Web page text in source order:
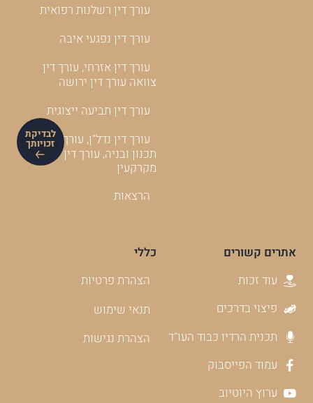
לבדיקת
זכויותך
עורך דין רשלנות רפואית
עורך דין נפגעי איבה
עורך דין אזרחי, עורך דין
צוואה עורך דין ירושה
עורך דין תביעה ייצוגית
עורך דין נדל"ן, עורך דין
תכנון ובניה, עורך דין
מקרקעין
הרצאות
אתרים קשורים
עוד זכות
פיצוי בדרכים
תכנית הרדיו כבוד העו"ד
עמוד הפייסבוק
ערוץ היוטיוב
כללי
הצהרת פרטיות
תנאי שימוש
הצהרת נגישות